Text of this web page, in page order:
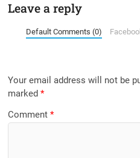
Leave a reply
Default Comments (0)
Your email address will not be
marked*
Comment*